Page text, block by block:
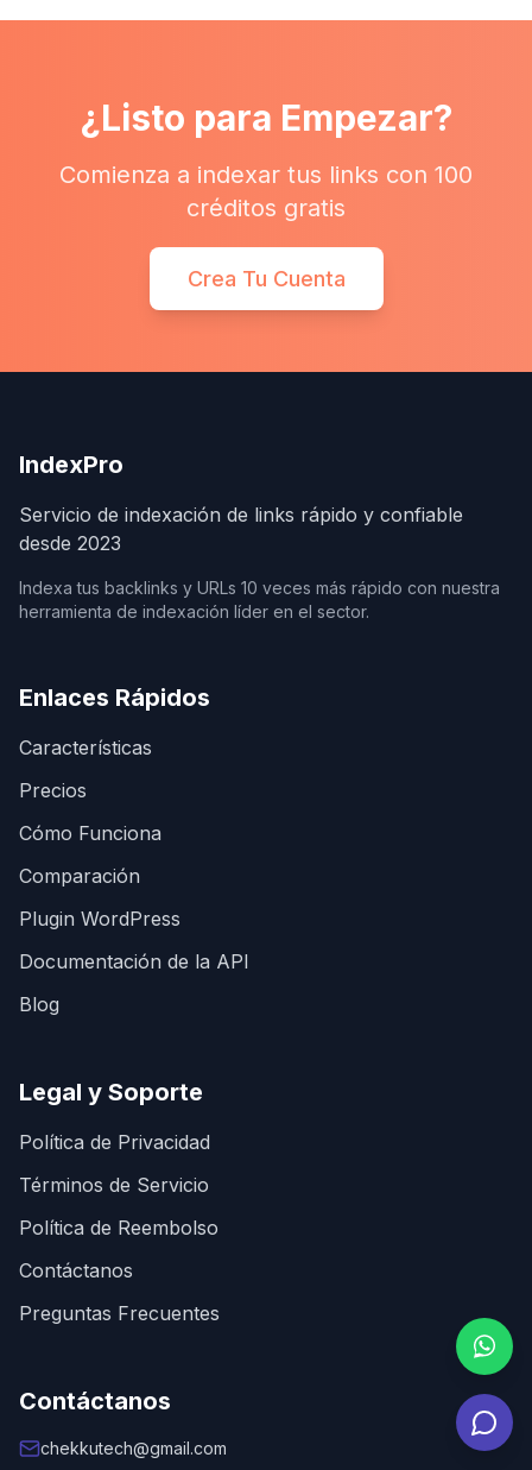
¿Listo para Empezar?
Comienza a indexar tus links con 100
créditos gratis
Crea Tu Cuenta
IndexPro
Servicio de indexación de links rápido y confiable
desde 2023
Indexa tus backlinks y URLs 10 veces más rápido con nuestra
herramienta de indexación líder en el sector.
Enlaces Rápidos
Características
Precios
Cómo Funciona
Comparación
Plugin WordPress
Documentación de la API
Blog
Legal y Soporte
Política de Privacidad
Términos de Servicio
Política de Reembolso
Contáctanos
Preguntas Frecuentes
Contáctanos
chekkutech@gmail.com